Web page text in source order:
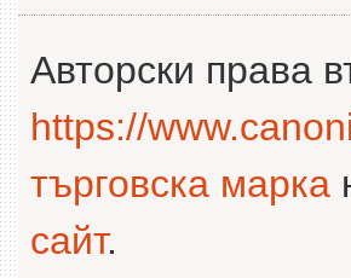
Авторски права
https://
търговска марка
сайт.